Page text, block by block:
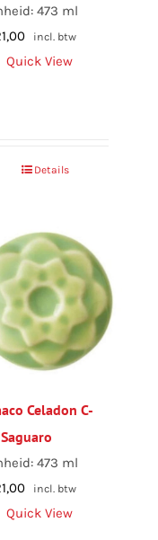
473 ml
incl. btw
Quick View
Details
Celadon C-
473 ml
incl. btw
Quick View